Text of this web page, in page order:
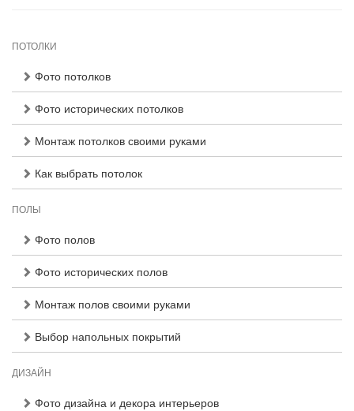
ПОТОЛКИ
Фото потолков
Фото исторических потолков
Монтаж потолков своими руками
Как выбрать потолок
ПОЛЫ
Фото полов
Фото исторических полов
Монтаж полов своими руками
Выбор напольных покрытий
ДИЗАЙН
Фото дизайна и декора интерьеров